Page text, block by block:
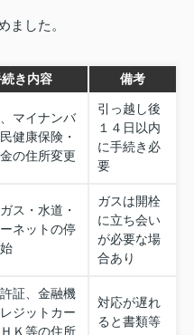
ました。
き内容 備考
マイナンバ
健康保険・
の住所変更
引っ越し後
１４日以内
に手続き必
要
ス・水道・
ネットの停
ガスは開栓
に立ち会い
が必要な場
合あり
証、金融機
ジットカー
ＨＫ等の住所
対応が遅れ
ると書類等